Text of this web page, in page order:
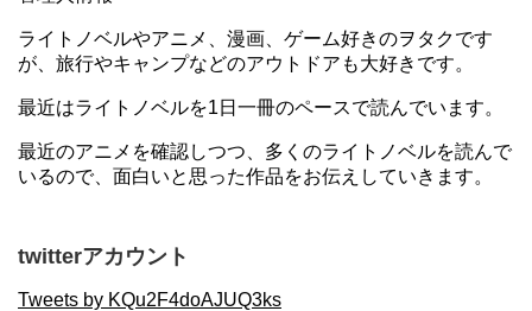
ライトノベルやアニメ、漫画、ゲーム好きのヲタクです
が、旅行やキャンプなどのアウトドアも大好きです。
最近はライトノベルを1日一冊のペースで読んでいます。
最近のアニメを確認しつつ、多くのライトノベルを読んで
いるので、面白いと思った作品をお伝えしていきます。
twitterアカウント
Tweets by KQu2F4doAJUQ3ks